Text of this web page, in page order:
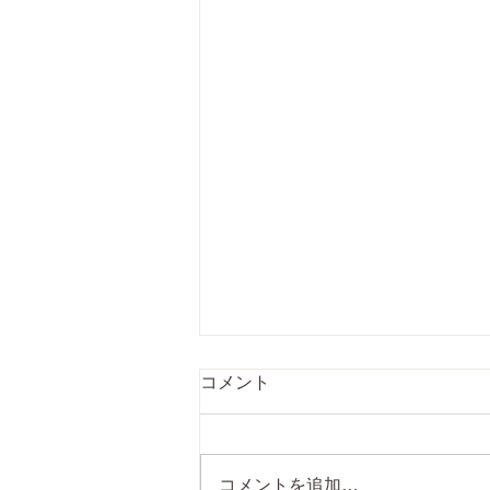
ヨガニードラコース Yoga
studio&online&record
コメント
コメントを追加…